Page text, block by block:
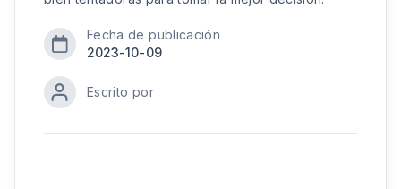
Fecha de publicación
2023-10-09
Escrito por